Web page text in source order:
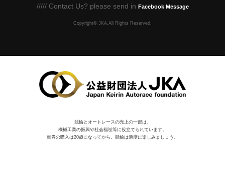
///// Contact Us? please send in Facebook Message
Copyright© JKA.All Rights Reserved.
競輪とオートレースの売上の一部は、
機械⼯業の振興や社会福祉等に役⽴てられています。
車券の購入は20歳になってから。競輪は適度に楽しみましょう。